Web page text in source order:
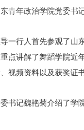
青年政治学院党委书
行人首先参观了山
点讲解了舞蹈学院
视频资料以及获奖
记魏艳菊介绍了学